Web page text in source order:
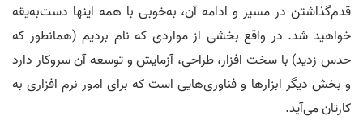
قدم‌گذاشتن در مسیر و ادامه آن، به‌خوبی با همه اینها دست‌به‌یقه
خواهید شد. در واقع بخشی از مواردی که نام بردیم (همانطور که
حدس زدید) با سخت افزار، طراحی، آزمایش و توسعه آن سر‌و‌کار دارد
و بخش دیگر ابزارها و فناوری‌هایی است که برای امور نرم افزاری به
کارتان می‌آید.